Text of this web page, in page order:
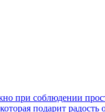
при соблюдении
подарит радость